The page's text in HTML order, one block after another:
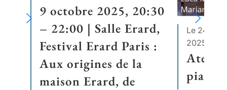
9 octobre 2025, 20:30
– 22:00 | Salle Erard,
Festival Erard Paris :
Aux origines de la
maison Erard, de
Le 24 avril
2025
Atelier
piano